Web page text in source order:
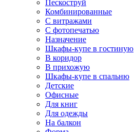
Пескоструй
Комбинированные
С витражами
С фотопечатью
Назначение
Шкафы-купе в гостиную
В коридор
В прихожую
Шкафы-купе в спальню
Детские
Офисные
Для книг
Для одежды
На балкон